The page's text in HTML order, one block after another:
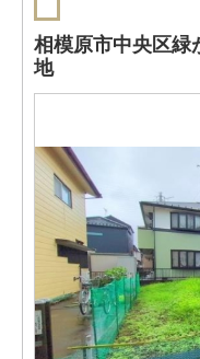
相模原市中央区
地